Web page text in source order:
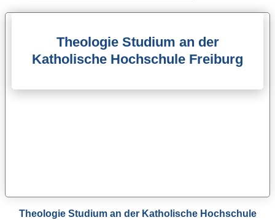
Theologie Studium an der
Katholische Hochschule Freiburg
Theologie Studium an der Katholische Hochschule